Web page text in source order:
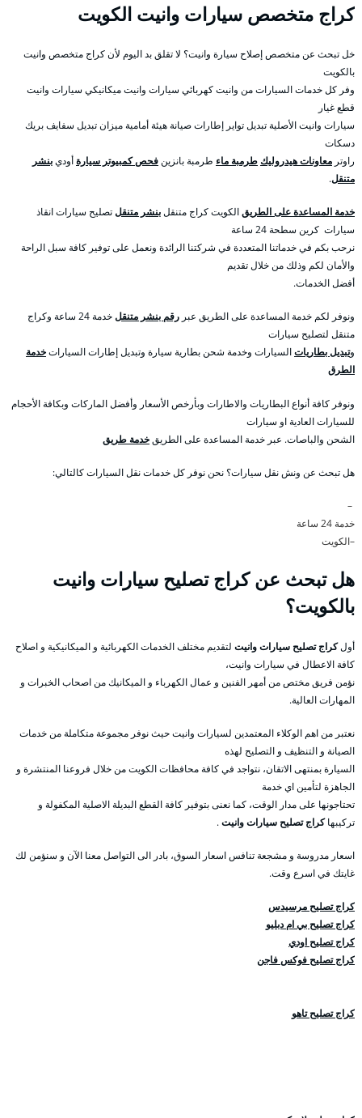
كراج متخصص سيارات وانيت الكويت
خل تبحث عن متخصص إصلاح سيارة وانيت؟ لا تقلق بد اليوم لأن كراج متخصص وانيت
بالكويت
وفر كل خدمات السيارات من وانيت كهربائي سيارات وانيت ميكانيكي سيارات وانيت
قطع غيار
سيارات وانيت الأصلية تبديل تواير إطارات صيانة هيئة أمامية ميزان تبديل سفايف بريك
دسكات
راوتر معاونات هيدروليك طرمبة ماء طرمبة بانزينفحص كمبيوتر سيارةأوديبنشر
متنقل.
خدمة المساعدة على الطريقالكويت كراج متنقلبنشر متنقلتصليح سيارات انقاذ
سيارات كرين سطحة 24 ساعة
نرحب بكم في خدماتنا المتعددة في شركتنا الرائدة ونعمل على توفير كافة سبل الراحة
والأمان لكم وذلك من خلال تقديم
أفضل الخدمات.
ونوفر لكم خدمة المساعدة على الطريق عبر رقم بنشر متنقل
خدمة 24 ساعة وكراج
متنقل لتصليح سيارات
وتبديل بطارياتالسيارات وخدمة شحن بطارية سيارة وتبديل إطارات السياراتخدمة
الطرق
ونوفر كافة أنواع البطاريات والاطارات وبأرخص الأسعار وأفضل الماركات وبكافة الأحجام
للسيارات العادية او سيارات
الشحن والباصات. عبر خدمة المساعدة على الطريقخدمة طريق
هل تبحث عن ونش نقل سيارات؟ نحن نوفر كل خدمات نقل السيارات كالتالي:
–
خدمة 24 ساعة
–الكويت
هل تبحث عن كراج تصليح سيارات وانيت
بالكويت؟
أولكراج تصليح سيارات وانيت لتقديم مختلف الخدمات الكهربائية و الميكانيكية و اصلاح
كافة الاعطال في سيارات وانيت،
نؤمن فريق مختص من أمهر الفنين و عمال الكهرباء و الميكانيك من اصحاب الخبرات و
المهارات العالية.
نعتبر من اهم الوكلاء المعتمدين لسيارات وانيت حيث نوفر مجموعة متكاملة من خدمات
الصيانة و التنظيف و التصليح لهذه
السيارة بمنتهى الاتقان، نتواجد في كافة محافظات الكويت من خلال فروعنا المنتشرة و
الجاهزة لتأمين اي خدمة
تحتاجونها على مدار الوقت، كما نعنى بتوفير كافة القطع البديلة الاصلية المكفولة و
تركيبهاكراج تصليح سيارات وانيت.
اسعار مدروسة و مشجعة تنافس اسعار السوق، بادر الى التواصل معنا الآن و سنؤمن لك
غايتك في اسرع وقت.
كراج تصليح مرسيدس
كراج تصليح بي ام دبليو
كراج تصليح اودي
كراج تصليح فوكس فاجن
كراج تصليح تاهو